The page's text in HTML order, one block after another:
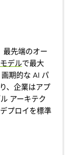
最先端のオー
デルで最大
期的な AI パ
、企業はアプ
アーキテク
プロイを標準